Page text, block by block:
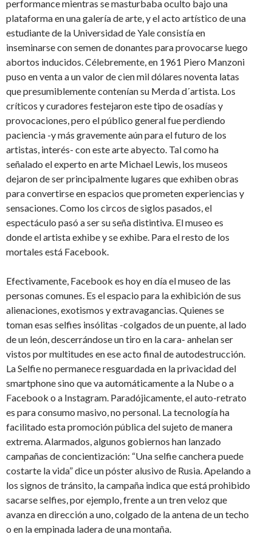
performance mientras se masturbaba oculto bajo una
plataforma en una galería de arte, y el acto artístico de una
estudiante de la Universidad de Yale consistía en
inseminarse con semen de donantes para provocarse luego
abortos inducidos. Célebremente, en 1961 Piero Manzoni
puso en venta a un valor de cien mil dólares noventa latas
que presumiblemente contenían su Merda d´artista. Los
críticos y curadores festejaron este tipo de osadías y
provocaciones, pero el público general fue perdiendo
paciencia -y más gravemente aún para el futuro de los
artistas, interés- con este arte abyecto. Tal como ha
señalado el experto en arte Michael Lewis, los museos
dejaron de ser principalmente lugares que exhiben obras
para convertirse en espacios que prometen experiencias y
sensaciones. Como los circos de siglos pasados, el
espectáculo pasó a ser su seña distintiva. El museo es
donde el artista exhibe y se exhibe. Para el resto de los
mortales está Facebook.
Efectivamente, Facebook es hoy en día el museo de las
personas comunes. Es el espacio para la exhibición de sus
alienaciones, exotismos y extravagancias. Quienes se
toman esas selfies insólitas -colgados de un puente, al lado
de un león, descerrándose un tiro en la cara- anhelan ser
vistos por multitudes en ese acto final de autodestrucción.
La Selfie no permanece resguardada en la privacidad del
smartphone sino que va automáticamente a la Nube o a
Facebook o a Instagram. Paradójicamente, el auto-retrato
es para consumo masivo, no personal. La tecnología ha
facilitado esta promoción pública del sujeto de manera
extrema. Alarmados, algunos gobiernos han lanzado
campañas de concientización: “Una selfie canchera puede
costarte la vida” dice un póster alusivo de Rusia. Apelando a
los signos de tránsito, la campaña indica que está prohibido
sacarse selfies, por ejemplo, frente a un tren veloz que
avanza en dirección a uno, colgado de la antena de un techo
o en la empinada ladera de una montaña.